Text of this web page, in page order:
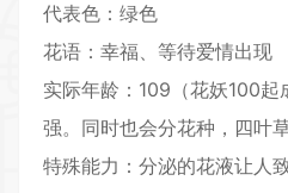
代表色：绿色
花语：幸福、等待爱情出现
实际年龄：109（花妖100
强。同时也会分花种，四叶
特殊能力：分泌的花液让人